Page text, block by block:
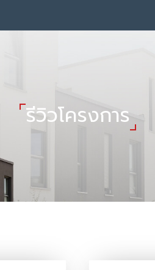
รีวิวโครงการ